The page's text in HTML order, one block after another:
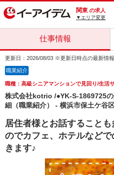
関東 の求人
▼エリア変更
仕事情報
更新日：2026/08/03 ※更新日時点の最新情
職業紹介
職種：高級シニアマンションで見回り/生活
株式会社kotrio /●YK-S-1869725
細（職業紹介） - 横浜市保土ケ谷
居住者様とお話すること
のでカフェ、ホテルなど
きます♪